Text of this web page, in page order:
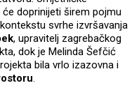
doprinijeti širem pojmu
svrhe izvršavanja
, upravitelj zagrebačkog
dok je Melinda Šefčić
bila vrlo izazovna i
.